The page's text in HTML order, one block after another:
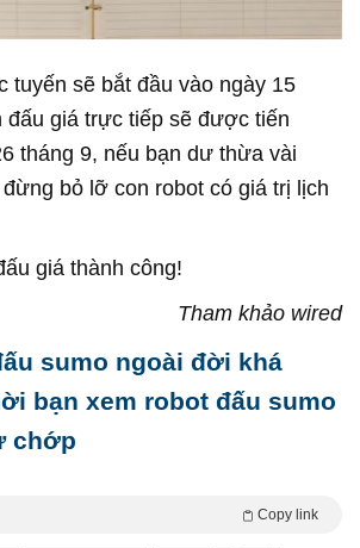
tuyến sẽ bắt đầu vào ngày 15
đấu giá trực tiếp sẽ được tiến
tháng 9, nếu bạn dư thừa vài
bỏ lỡ con robot có giá trị lịch
giá thành công!
Tham khảo wired
sumo ngoài đời khá
bạn xem robot đấu sumo
chớp
Copy link